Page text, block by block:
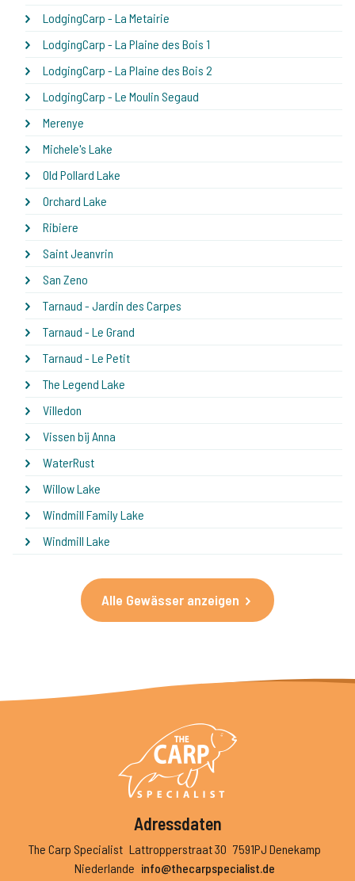
LodgingCarp - La Metairie
LodgingCarp - La Plaine des Bois 1
LodgingCarp - La Plaine des Bois 2
LodgingCarp - Le Moulin Segaud
Merenye
Michele's Lake
Old Pollard Lake
Orchard Lake
Ribiere
Saint Jeanvrin
San Zeno
Tarnaud - Jardin des Carpes
Tarnaud - Le Grand
Tarnaud - Le Petit
The Legend Lake
Villedon
Vissen bij Anna
WaterRust
Willow Lake
Windmill Family Lake
Windmill Lake
Alle Gewässer anzeigen
Adressdaten
The Carp Specialist Lattropperstraat 30 7591PJ Denekamp
Niederlande info@thecarpspecialist.de